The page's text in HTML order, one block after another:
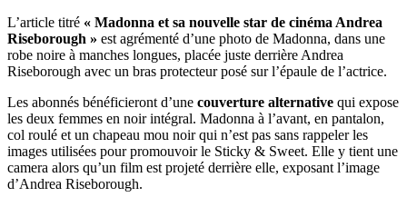
L’article titré « Madonna et sa nouvelle star de cinéma Andrea
Riseborough » est agrémenté d’une photo de Madonna, dans une
robe noire à manches longues, placée juste derrière Andrea
Riseborough avec un bras protecteur posé sur l’épaule de l’actrice.
Les abonnés bénéficieront d’une couverture alternative qui expose
les deux femmes en noir intégral. Madonna à l’avant, en pantalon,
col roulé et un chapeau mou noir qui n’est pas sans rappeler les
images utilisées pour promouvoir le Sticky & Sweet. Elle y tient une
camera alors qu’un film est projeté derrière elle, exposant l’image
d’Andrea Riseborough.